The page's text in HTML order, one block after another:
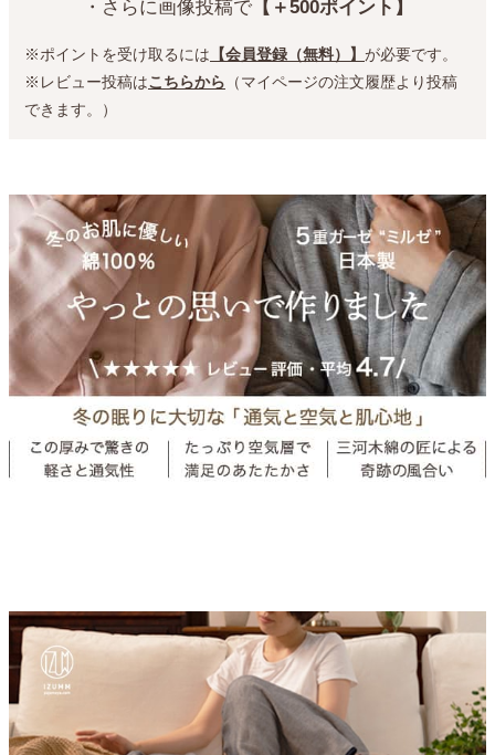
・さらに画像投稿で【＋500ポイント】
※ポイントを受け取るには 【会員登録（無料）】 が必要です。
※レビュー投稿はこちらから （マイページの注文履歴より投稿
できます。）